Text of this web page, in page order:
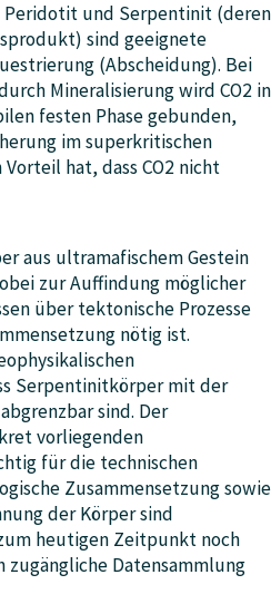
Peridotit und Serpentinit (deren
sind geeignete
(Abscheidung). Bei
Mineralisierung wird CO2 in
festen Phase gebunden,
im superkritischen
hat, dass CO2 nicht
aus ultramafischem Gestein
zur Auffindung möglicher
über tektonische Prozesse
nötig ist.
Serpentinitkörper mit der
sind. Der
vorliegenden
für die technischen
Zusammensetzung sowie
der Körper sind
heutigen Zeitpunkt noch
zugängliche Datensammlung